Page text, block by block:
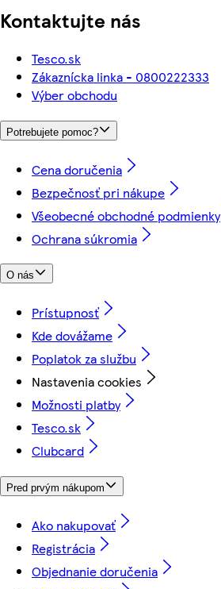
Kontaktujte nás
Tesco.sk
Zákaznícka linka - 0800222333
Výber obchodu
Potrebujete pomoc?
Cena doručenia
Bezpečnosť pri nákupe
Všeobecné obchodné podmienky
Ochrana súkromia
O nás
Prístupnosť
Kde dovážame
Poplatok za službu
Nastavenia cookies
Možnosti platby
Tesco.sk
Clubcard
Pred prvým nákupom
Ako nakupovať
Registrácia
Objednanie doručenia